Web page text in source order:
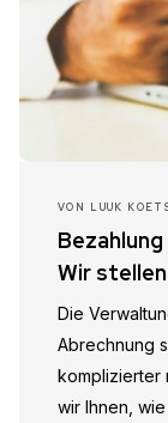
VON LUUK
Wir
Die
Abrechnung
komplizierter
wir Ihnen,